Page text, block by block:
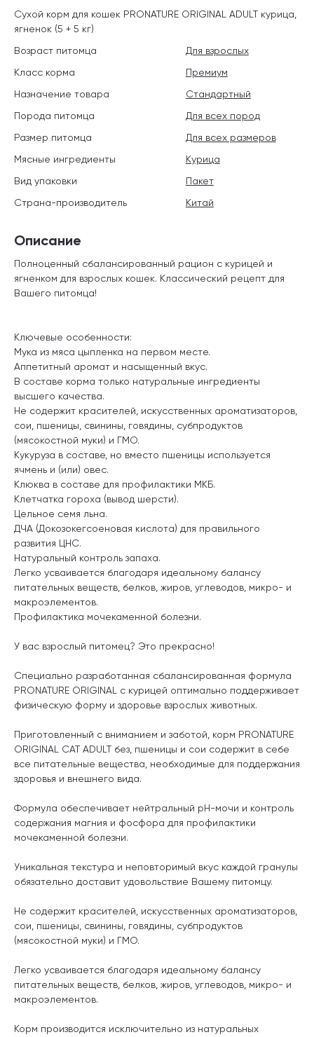
Описание
Полноценный сбалансированный рацион с курицей и
ягненком для взрослых кошек. Классический рецепт для
Вашего питомца!
Ключевые особенности:
Мука из мяса цыпленка на первом месте.
Аппетитный аромат и насыщенный вкус.
В составе корма только натуральные ингредиенты
высшего качества.
Не содержит красителей, искусственных ароматизаторов,
сои, пшеницы, свинины, говядины, субпродуктов
(мясокостной муки) и ГМО.
Кукуруза в составе, но вместо пшеницы используется
ячмень и (или) овес.
Клюква в составе для профилактики МКБ.
Клетчатка гороха (вывод шерсти).
Цельное семя льна.
ДЧА (Докозокегсоеновая кислота) для правильного
развития ЦНС.
Натуральный контроль запаха.
Легко усваивается благодаря идеальному балансу
питательных веществ, белков, жиров, углеводов, микро- и
макроэлементов.
Профилактика мочекаменной болезни.
У вас взрослый питомец? Это прекрасно!
Специально разработанная сбалансированная формула
PRONATURE ORIGINAL с курицей оптимально поддерживает
физическую форму и здоровье взрослых животных.
Приготовленный с вниманием и заботой, корм PRONATURE
ORIGINAL CAT ADULT без, пшеницы и сои содержит в себе
все питательные вещества, необходимые для поддержания
здоровья и внешнего вида.
Формула обеспечивает нейтральный рН-мочи и контроль
содержания магния и фосфора для профилактики
мочекаменной болезни.
Уникальная текстура и неповторимый вкус каждой гранулы
обязательно доставит удовольствие Вашему питомцу.
Не содержит красителей, искусственных ароматизаторов,
сои, пшеницы, свинины, говядины, субпродуктов
(мясокостной муки) и ГМО.
Легко усваивается благодаря идеальному балансу
питательных веществ, белков, жиров, углеводов, микро- и
макроэлементов.
Корм производится исключительно из натуральных
Сухой корм для кошек PRONATURE ORIGINAL ADULT курица,
ягненок (5 + 5 кг)
Возраст питомца
Для взрослых
Класс корма
Премиум
Назначение товара
Стандартный
Порода питомца
Для всех пород
Размер питомца
Для всех размеров
Мясные ингредиенты
Курица
Вид упаковки
Пакет
Страна-производитель
Китай